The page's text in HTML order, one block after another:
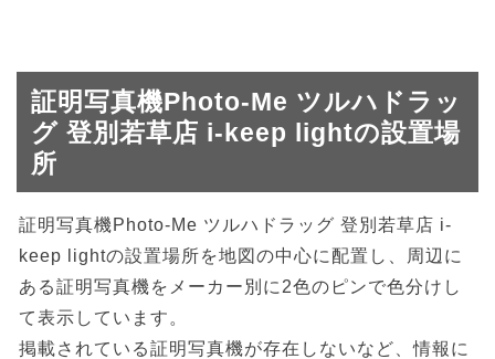
証明写真機Photo-Me ツルハドラッ
グ 登別若草店 i-keep lightの設置場
所
証明写真機Photo-Me ツルハドラッグ 登別若草店 i-
keep lightの設置場所を地図の中心に配置し、周辺に
ある証明写真機をメーカー別に2色のピンで色分けし
て表示しています。
掲載されている証明写真機が存在しないなど、情報に